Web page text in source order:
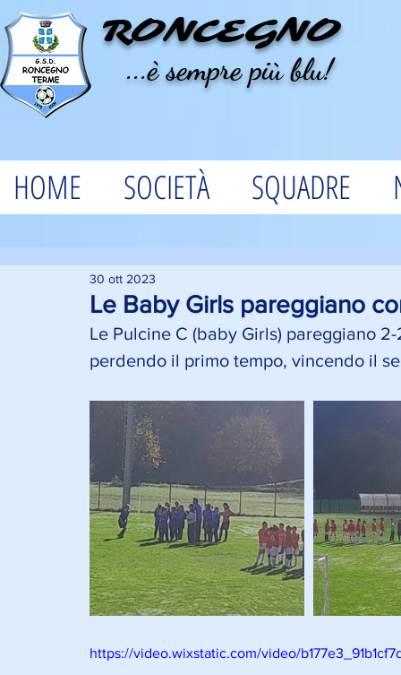
RONCEGNO
...è sempre più blu!
HOME SOCIETÀ SQUADRE
Le Baby Girls pareggiano
30 ott 2023
Le Pulcine C (baby Girls) pareggiano
perdendo il primo tempo, vincendo il
https://video.wixstatic.com/video/